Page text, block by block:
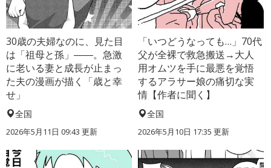
30歳の夫婦なのに、見た目
は「祖母と孫」――。急激
に老いる妻と成長が止まっ
た夫の漫画が描く「歳と幸
せ」
全国
2026年5月11日 09:43 更新
「いつどうなっても…」70代
父が全裸で救急搬送→大人
用オムツを手に最悪を覚悟
するアラサー娘の痛切な実
情【作者に聞く】
全国
2026年5月10日 17:35 更新